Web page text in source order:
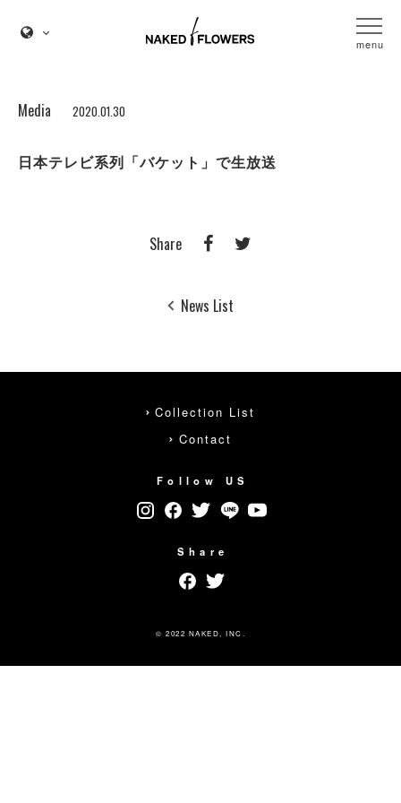
menu
Media 2020.01.30
日本テレビ系列「バケット」で生放送
Share
News List
Collection List
Contact
Follow US
Share
© 2022 NAKED, INC.